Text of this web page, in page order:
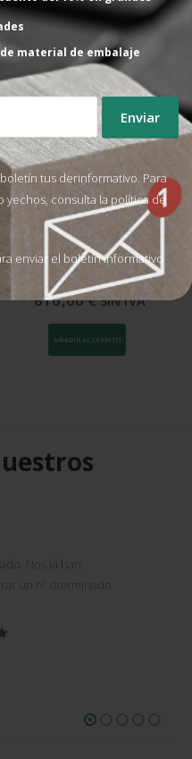
material de embalaje
tus derinformativo. Para
yechos, consulta la política de
enviar el boletín informativo
CON ESTE PRODUCTO
RAMPAS PARA ENVOLVEDORAS
Rampa para envolvedoras
de plataforma D1.500/1.650
mm L2.000 H 75 mm
810,00€ SIN IVA
AÑADIR AL CARRITO
Nos la han
un nº dterminado